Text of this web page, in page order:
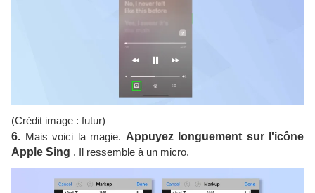
(Crédit image : futur)
6. Mais voici la magie. Appuyez longuement sur l'icône
Apple Sing . Il ressemble à un micro.